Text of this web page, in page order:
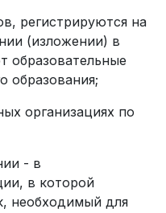
регистрируются на
(изложении) в
образовательные
образования;
организациях по
- в
в которой
необходимый для